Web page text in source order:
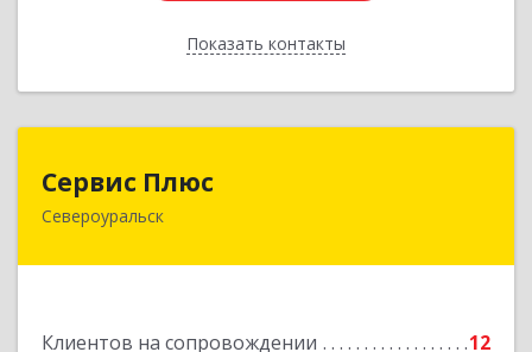
Показать контакты
Назад
Сервис Плюс
Североуральск
Клиентов на сопровождении 12
624480, Свердловская обл, Североуральск г,